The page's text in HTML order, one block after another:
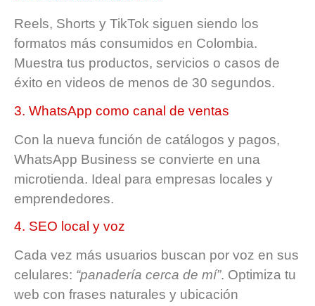
Reels, Shorts y TikTok siguen siendo los
formatos más consumidos en Colombia.
Muestra tus productos, servicios o casos de
éxito en videos de menos de 30 segundos.
3. WhatsApp como canal de ventas
Con la nueva función de catálogos y pagos,
WhatsApp Business se convierte en una
microtienda. Ideal para empresas locales y
emprendedores.
4. SEO local y voz
Cada vez más usuarios buscan por voz en sus
celulares: “panadería cerca de mí”. Optimiza tu
web con frases naturales y ubicación